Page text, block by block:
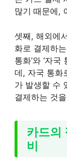
많기 때문에,
셋째, 해외에
화로 결제하
통화’와 ‘자
데, 자국 통화
가 발생할 수
결제하는 것
카드의
비